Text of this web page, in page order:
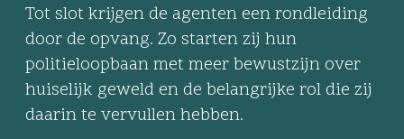
Tot slot krijgen de agenten een rondleiding
door de opvang. Zo starten zij hun
politieloopbaan met meer bewustzijn over
huiselijk geweld en de belangrijke rol die zij
daarin te vervullen hebben.